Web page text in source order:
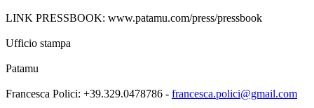
LINK PRESSBOOK: www.patamu.com/press/pressbook
Ufficio stampa
Patamu
Francesca Polici: +39.329.0478786 - francesca.polici@gmail.com